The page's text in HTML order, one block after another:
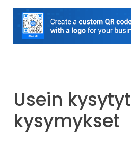
Usein kysytyt
kysymykset